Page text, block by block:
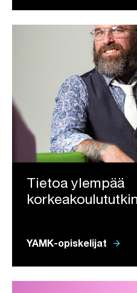
Tietoa ylempää
YAMK-opiskelijat arrow_forward